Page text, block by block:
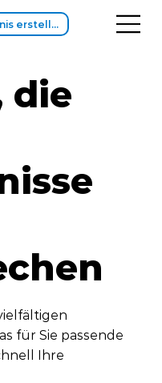
Ereignis erstellen
die
für Sie passende
Ihre